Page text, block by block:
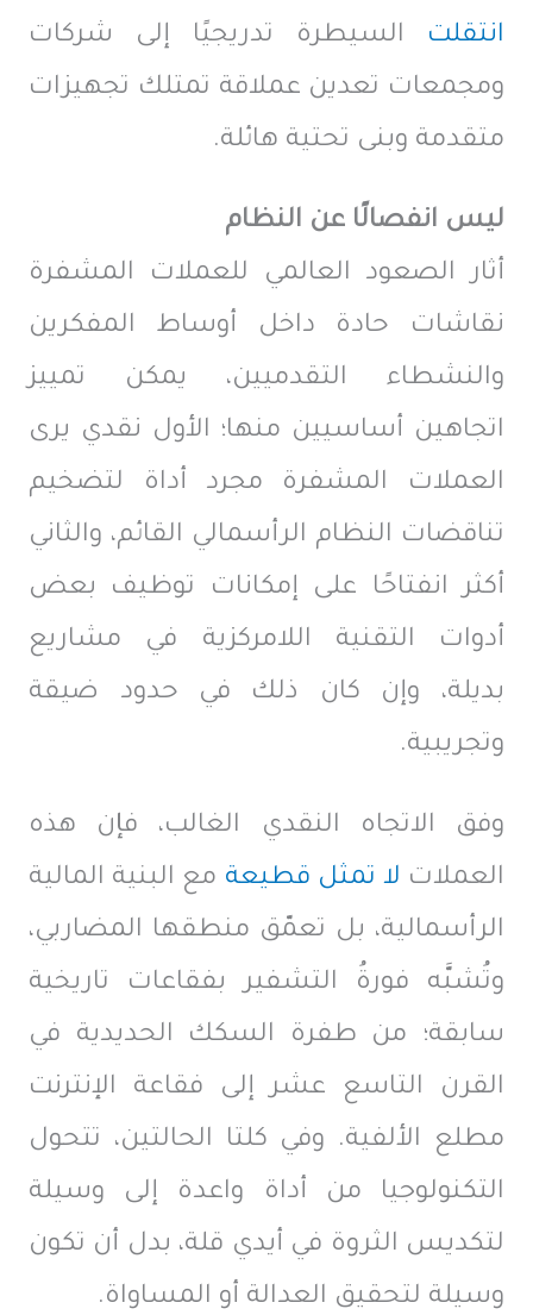
انتقلت السيطرة تدريجيًا إلى شركات
ومجمعات تعدين عملاقة تمتلك تجهيزات
متقدمة وبنى تحتية هائلة.
ليس انفصالًا عن النظام
أثار الصعود العالمي للعملات المشفرة
نقاشات حادة داخل أوساط المفكرين
والنشطاء التقدميين، يمكن تمييز
اتجاهين أساسيين منها؛ الأول نقدي يرى
العملات المشفرة مجرد أداة لتضخيم
تناقضات النظام الرأسمالي القائم، والثاني
أكثر انفتاحًا على إمكانات توظيف بعض
أدوات التقنية اللامركزية في مشاريع
بديلة، وإن كان ذلك في حدود ضيقة
وتجريبية.
وفق الاتجاه النقدي الغالب، فإن هذه
العملات لا تمثل قطيعة مع البنية المالية
الرأسمالية، بل تعمّق منطقها المضاربي،
وتُشبَّه فورةُ التشفير بفقاعات تاريخية
سابقة؛ من طفرة السكك الحديدية في
القرن التاسع عشر إلى فقاعة الإنترنت
مطلع الألفية. وفي كلتا الحالتين، تتحول
التكنولوجيا من أداة واعدة إلى وسيلة
لتكديس الثروة في أيدي قلة، بدل أن تكون
وسيلة لتحقيق العدالة أو المساواة.